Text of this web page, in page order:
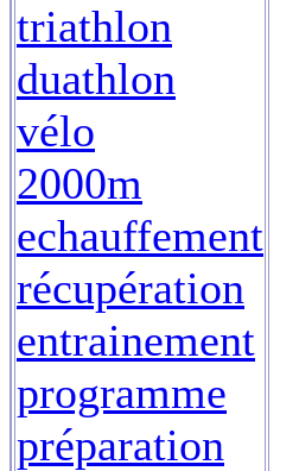
triathlon
duathlon
vélo
2000m
echauffement
récupération
entrainement
programme
préparation